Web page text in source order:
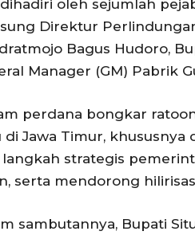
oleh sejumlah
Direktur
Bagus Hudoro,
Manager (GM) Pabrik
perdana bongkar
di Jawa Timur,
langkah strategis
serta mendorong
sambutannya, Bupati